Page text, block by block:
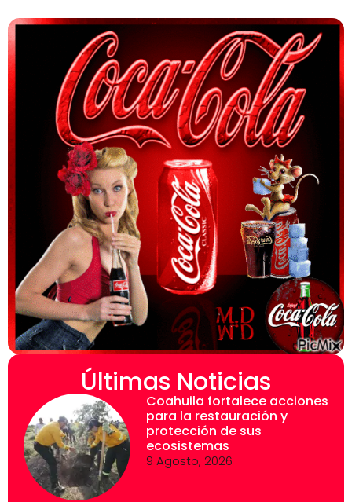
Últimas Noticias
Coahuila fortalece acciones
para la restauración y
protección de sus
ecosistemas
9 Agosto, 2026